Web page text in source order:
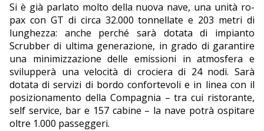
Si è già parlato molto della nuova nave, una unità ro-
pax con GT di circa 32.000 tonnellate e 203 metri di
lunghezza: anche perché sarà dotata di impianto
Scrubber di ultima generazione, in grado di garantire
una minimizzazione delle emissioni in atmosfera e
svilupperà una velocità di crociera di 24 nodi. Sarà
dotata di servizi di bordo confortevoli e in linea con il
posizionamento della Compagnia – tra cui ristorante,
self service, bar e 157 cabine – la nave potrà ospitare
oltre 1.000 passeggeri.